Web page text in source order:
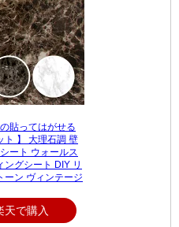
貼ってはがせる
ト 】 大理石調 壁
ート ウォールス
グシート DIY リ
ーン ヴィンテージ
天で購入